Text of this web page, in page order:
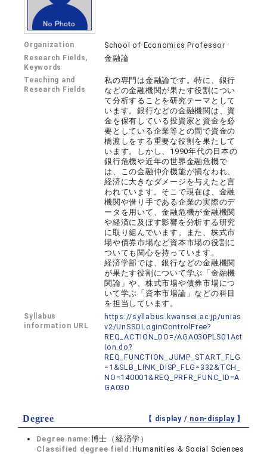
Organization School of Economics Professor
Research Fields,
Keywords
金融論
Teaching and
Research Fields
私の専門は金融論です。特に、銀行
などの金融機関が果たす役割につい
て分析することを研究テーマとして
います。銀行などの金融機関は、資
金を保有している投資家と資金を必
要としている企業等との間で資金の
橋渡しをする重要な役割を果たして
います。しかし、1990年代の日本の
銀行危機や近年の世界金融危機で
は、この金融仲介機能が損なわれ、
経済に大きなダメージを与えたと言
われています。そこで現在は、金融
機関や借り手である企業の実際のデ
ータを用いて、金融危機が金融機関
や経済に及ぼす影響を分析する研究
に取り組んでいます。また、株式市
場や債券市場など資本市場の役割に
ついても関心を持っています。
経済学部では、銀行などの金融機関
が果たす役割について学ぶ「金融機
関論」や、株式市場や債券市場につ
いて学ぶ「資本市場論」などの科目
を担当しています。
Syllabus
information URL
https://syllabus.kwansei.ac.jp/unias
v2/UnSSOLoginControlFree?
REQ_ACTION_DO=/AGA030PLS01Act
ion.do?
REQ_FUNCTION_JUMP_START_FLG
=1&SLB_LINK_DISP_FLG=332&TCH_
NO=140001&REQ_PRFR_FUNC_ID=A
GA030
Degree 【 display / non-display】
Degree name:博士（経済学）
Classified degree field:Humanities & Social Sciences